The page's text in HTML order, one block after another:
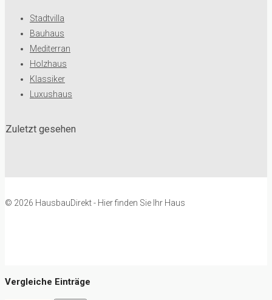
Stadtvilla
Bauhaus
Mediterran
Holzhaus
Klassiker
Luxushaus
Zuletzt gesehen
© 2026 HausbauDirekt - Hier finden Sie Ihr Haus
Vergleiche Einträge